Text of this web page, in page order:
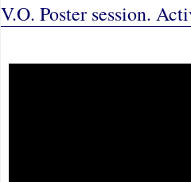
V.O. Poster session.